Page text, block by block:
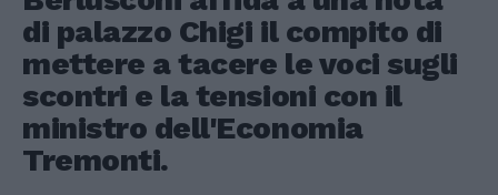
di palazzo Chigi il compito di
mettere a tacere le voci sugli
scontri e la tensioni con il
ministro dell'Economia
Tremonti.